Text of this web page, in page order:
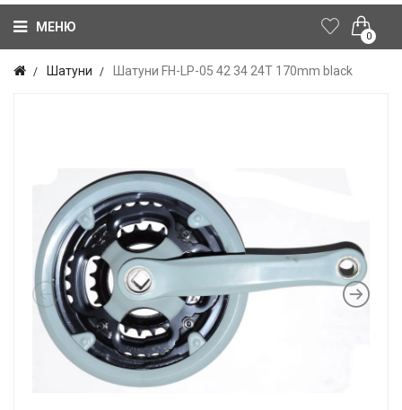
0
МЕНЮ
Шатуни Шатуни FH-LP-05 42 34 24T 170mm black